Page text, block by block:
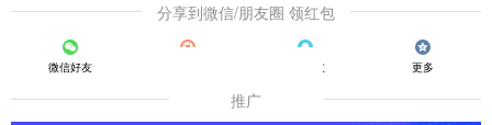
分享到微信/朋友圈 领红包
微信好友 QQ好友 更多
推广